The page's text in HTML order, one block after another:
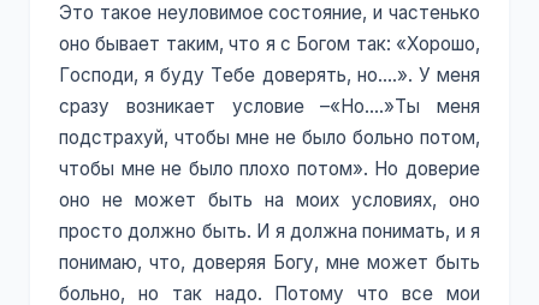
Это такое неуловимое состояние, и частенько
оно бывает таким, что я с Богом так: «Хорошо,
Господи, я буду Тебе доверять, но….». У меня
сразу возникает условие –«Но….»Ты меня
подстрахуй, чтобы мне не было больно потом,
чтобы мне не было плохо потом». Но доверие
оно не может быть на моих условиях, оно
просто должно быть. И я должна понимать, и я
понимаю, что, доверяя Богу, мне может быть
больно, но так надо. Потому что все мои